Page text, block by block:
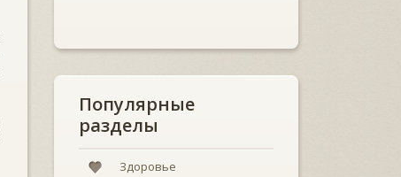
Популярные
разделы
Здоровье